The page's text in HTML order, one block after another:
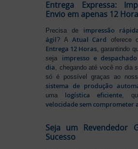
Entrega Expressa:
Envio em apenas 12
Precisa de impressão
ágil? A Atual Card oferece
Entrega 12 Horas , garantindo
seja impresso e
dia , chegando até você no dia
só é possível graças ao
sistema de produção
uma logística eficiente ,
velocidade sem comprometer
Seja um Revendedor
Sucesso